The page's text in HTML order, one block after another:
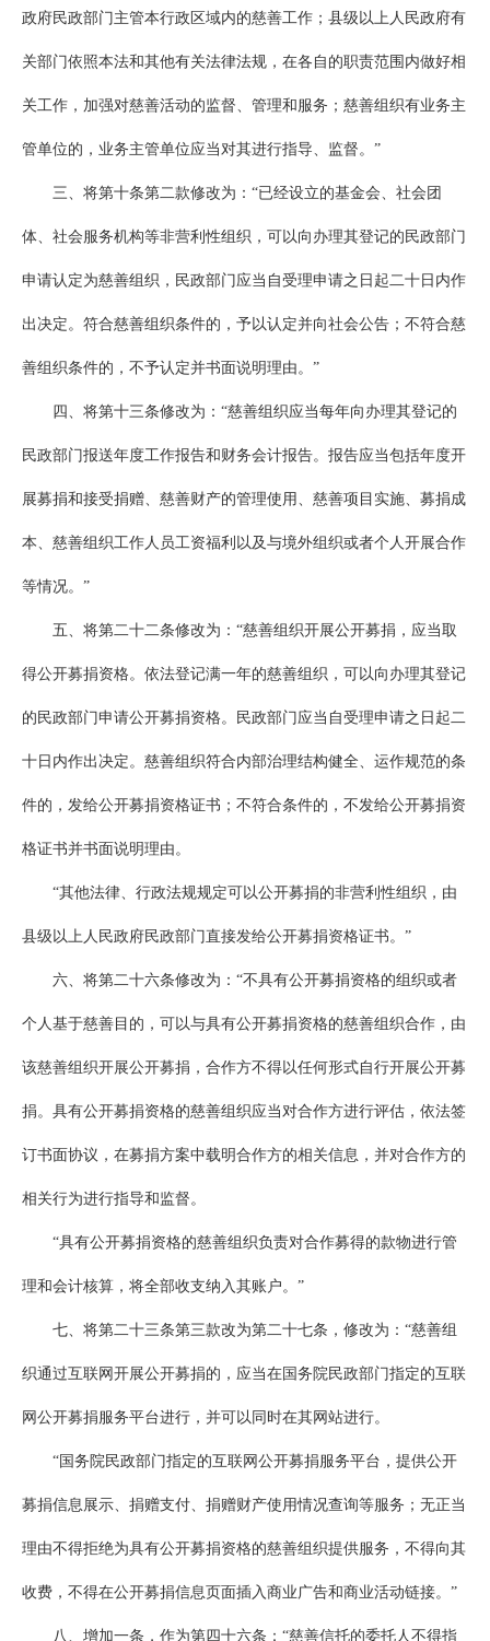
政府民政部门主管本行政区域内的慈善工作；县级以上人民政府有
关部门依照本法和其他有关法律法规，在各自的职责范围内做好相
关工作，加强对慈善活动的监督、管理和服务；慈善组织有业务主
管单位的，业务主管单位应当对其进行指导、监督。”
三、将第十条第二款修改为：“已经设立的基金会、社会团
体、社会服务机构等非营利性组织，可以向办理其登记的民政部门
申请认定为慈善组织，民政部门应当自受理申请之日起二十日内作
出决定。符合慈善组织条件的，予以认定并向社会公告；不符合慈
善组织条件的，不予认定并书面说明理由。”
四、将第十三条修改为：“慈善组织应当每年向办理其登记的
民政部门报送年度工作报告和财务会计报告。报告应当包括年度开
展募捐和接受捐赠、慈善财产的管理使用、慈善项目实施、募捐成
本、慈善组织工作人员工资福利以及与境外组织或者个人开展合作
等情况。”
五、将第二十二条修改为：“慈善组织开展公开募捐，应当取
得公开募捐资格。依法登记满一年的慈善组织，可以向办理其登记
的民政部门申请公开募捐资格。民政部门应当自受理申请之日起二
十日内作出决定。慈善组织符合内部治理结构健全、运作规范的条
件的，发给公开募捐资格证书；不符合条件的，不发给公开募捐资
格证书并书面说明理由。
“其他法律、行政法规规定可以公开募捐的非营利性组织，由
县级以上人民政府民政部门直接发给公开募捐资格证书。”
六、将第二十六条修改为：“不具有公开募捐资格的组织或者
个人基于慈善目的，可以与具有公开募捐资格的慈善组织合作，由
该慈善组织开展公开募捐，合作方不得以任何形式自行开展公开募
捐。具有公开募捐资格的慈善组织应当对合作方进行评估，依法签
订书面协议，在募捐方案中载明合作方的相关信息，并对合作方的
相关行为进行指导和监督。
“具有公开募捐资格的慈善组织负责对合作募得的款物进行管
理和会计核算，将全部收支纳入其账户。”
七、将第二十三条第三款改为第二十七条，修改为：“慈善组
织通过互联网开展公开募捐的，应当在国务院民政部门指定的互联
网公开募捐服务平台进行，并可以同时在其网站进行。
“国务院民政部门指定的互联网公开募捐服务平台，提供公开
募捐信息展示、捐赠支付、捐赠财产使用情况查询等服务；无正当
理由不得拒绝为具有公开募捐资格的慈善组织提供服务，不得向其
收费，不得在公开募捐信息页面插入商业广告和商业活动链接。”
八、增加一条，作为第四十六条：“慈善信托的委托人不得指